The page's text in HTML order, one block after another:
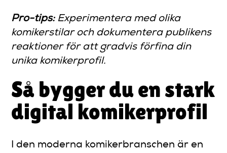
Pro-tips: Experimentera med olika
komikerstilar och dokumentera publikens
reaktioner för att gradvis förfina din
unika komikerprofil.
Så bygger du en stark
digital komikerprofil
I den moderna komikerbranschen är en